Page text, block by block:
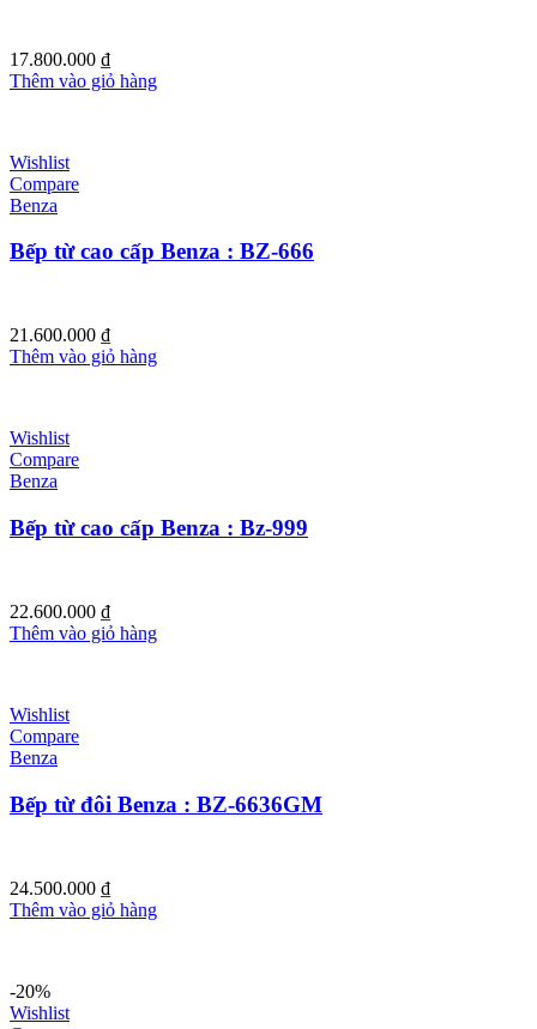
17.800.000 ₫
Thêm vào giỏ hàng
Wishlist
Compare
Benza
Bếp từ cao cấp Benza : BZ-666
21.600.000 ₫
Thêm vào giỏ hàng
Wishlist
Compare
Benza
Bếp từ cao cấp Benza : Bz-999
22.600.000 ₫
Thêm vào giỏ hàng
Wishlist
Compare
Benza
Bếp từ đôi Benza : BZ-6636GM
24.500.000 ₫
Thêm vào giỏ hàng
-20%
Wishlist